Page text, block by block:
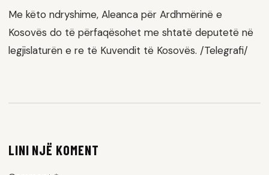
Me këto ndryshime, Aleanca për Ardhmërinë e
Kosovës do të përfaqësohet me shtatë deputetë në
legjislaturën e re të Kuvendit të Kosovës. /Telegrafi/
LINI NJË KOMENT